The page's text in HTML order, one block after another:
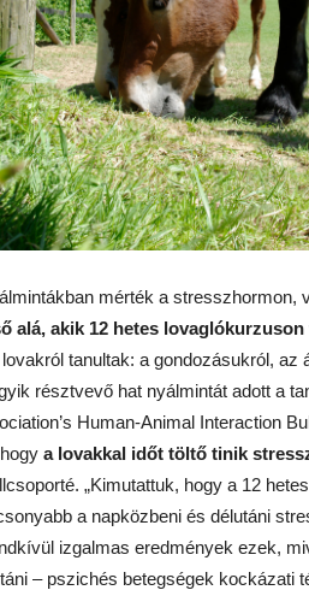
mérték a stresszhormon,
alá, akik 12 hetes
tanultak: a gondozásukról, az
résztvevő hat nyálmintát adott a
Human-Animal Interaction
a lovakkal időt töltő tinik
„Kimutattuk, hogy a 12
a napközbeni és délutáni
izgalmas eredmények ezek,
– pszichés betegségek kockázati